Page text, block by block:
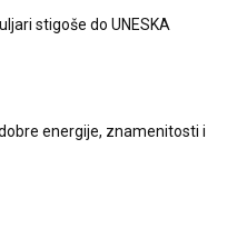
stigoše do UNESKA
energije, znamenitosti i